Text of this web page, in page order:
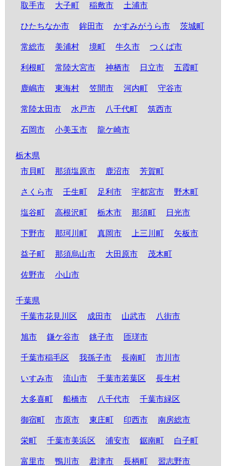
取手市 大子町 稲敷市 土浦市
ひたちなか市 鉾田市 かすみがうら市 茨城町
常総市 美浦村 境町 牛久市 つくば市
利根町 常陸大宮市 神栖市 日立市 五霞町
鹿嶋市 東海村 笠間市 河内町 守谷市
常陸太田市 水戸市 八千代町 筑西市
石岡市 小美玉市 龍ケ崎市
栃木県
市貝町
那須塩原市 鹿沼市 芳賀町
さくら市 壬生町 足利市 宇都宮市 野木町
塩谷町 高根沢町 栃木市 那須町 日光市
下野市 那珂川町 真岡市 上三川町 矢板市
益子町 那須烏山市 大田原市 茂木町
佐野市 小山市
千葉県
千葉市花見川区
成田市 山武市 八街市
旭市 鎌ケ谷市 銚子市 匝瑳市
千葉市稲毛区 我孫子市 長南町 市川市
いすみ市 流山市 千葉市若葉区 長生村
大多喜町 船橋市 八千代市 千葉市緑区
御宿町 市原市 東庄町 印西市 南房総市
栄町 千葉市美浜区 浦安市 鋸南町 白子町
富里市 鴨川市 君津市 長柄町 習志野市